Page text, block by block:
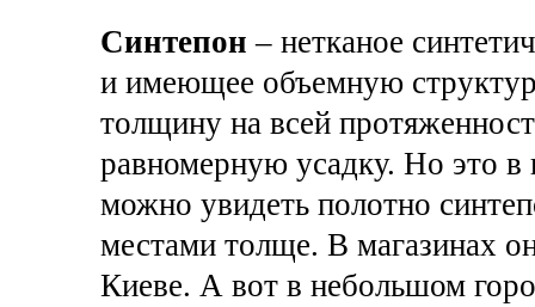
Синтепон– нетканое
и имеющее объемную
толщину на всей
равномерную усадку. Но это в
можно увидеть полотно
местами толще. В магазинах
Киеве. А вот в небольшом